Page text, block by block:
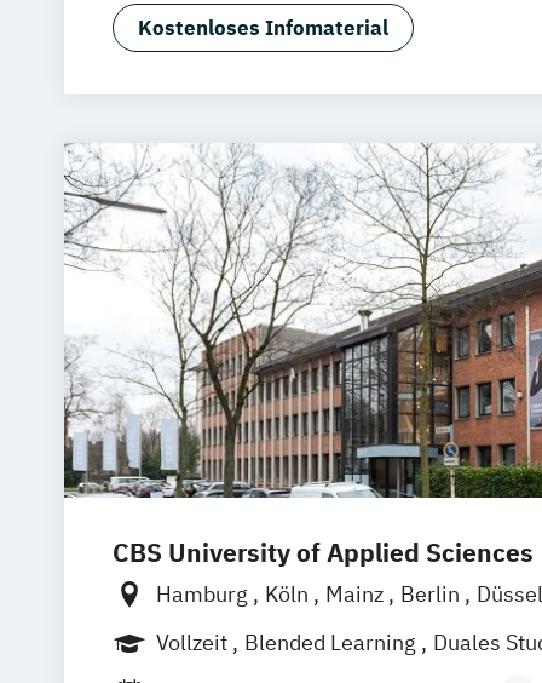
Digital Media & Marketing (EN)
Kostenloses Infomaterial
CBS University of Applied Sciences
Hamburg Köln Mainz Berlin
Solingen
Rheine Rostock online
Vollzeit Blended Learning
Duales